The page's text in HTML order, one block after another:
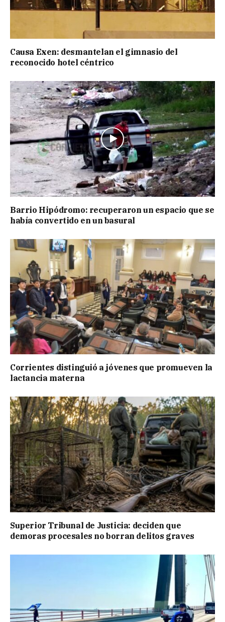
Causa Exen: desmantelan el gimnasio del
reconocido hotel céntrico
Barrio Hipódromo: recuperaron un espacio que se
había convertido en un basural
Corrientes distinguió a jóvenes que promueven la
lactancia materna
Superior Tribunal de Justicia: deciden que
demoras procesales no borran delitos graves